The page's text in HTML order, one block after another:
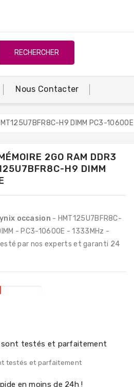
RECHERCHER
Nous Contacter
H9 DIMM PC3-10600E
2GO RAM DDR3
H9 DIMM
occasion - HMT125U7BFR8C-
- PC3-10600E - 1333MHz -
par nos experts et garanti 24
testés et parfaitement